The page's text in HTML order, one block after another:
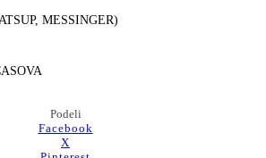
MESSINGER)
Podeli
Facebook
X